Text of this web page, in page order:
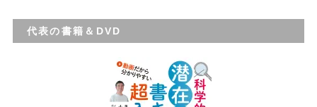
代表の書籍＆DVD